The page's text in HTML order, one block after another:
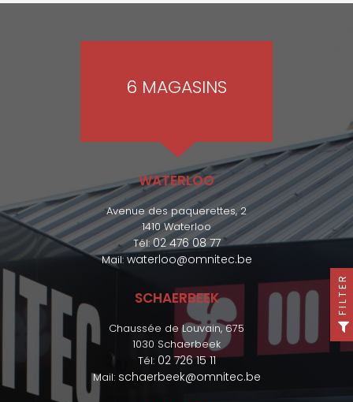
6 MAGASINS
WATERLOO
Avenue des paquerettes, 2
1410 Waterloo
Tél:02 476 08 77
Mail: waterloo@omnitec.be
SCHAERBEEK
Chaussée de Louvain, 675
1030 Schaerbeek
Tél: 02 726 15 11
Mail: schaerbeek@omnitec.be
FILTER